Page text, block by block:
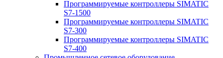
Программируемые контроллеры SIMATIC
S7-1500
Программируемые контроллеры SIMATIC
S7-300
Программируемые контроллеры SIMATIC
S7-400